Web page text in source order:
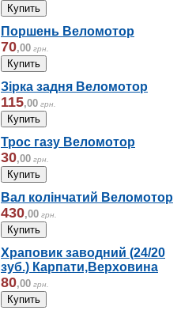
Поршень Веломотор
70,00 грн.
Зірка задня Веломотор
115,00 грн.
Трос газу Веломотор
30,00 грн.
Вал колінчатий Веломотор
430,00 грн.
Храповик заводний (24/20
зуб.) Карпати,Верховина
80,00 грн.